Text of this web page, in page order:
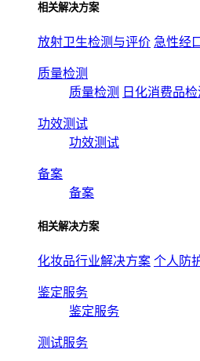
相关解决方案
放射卫生检测与评价 急性经
质量检测
质量检测
日化消费品检
功效测试
功效测试
备案
备案
相关解决方案
化妆品行业解决方案 个人防
鉴定服务
鉴定服务
测试服务